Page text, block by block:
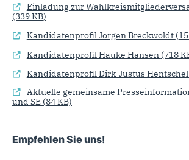
Einladung zur
(339 KB)
Kandidatenprofil Jörgen Breckwoldt
Kandidatenprofil Hauke Hansen (718
Kandidatenprofil Dirk-Justus Hentschel
Aktuelle gemeinsame
und SE (84 KB)
Empfehlen Sie uns!